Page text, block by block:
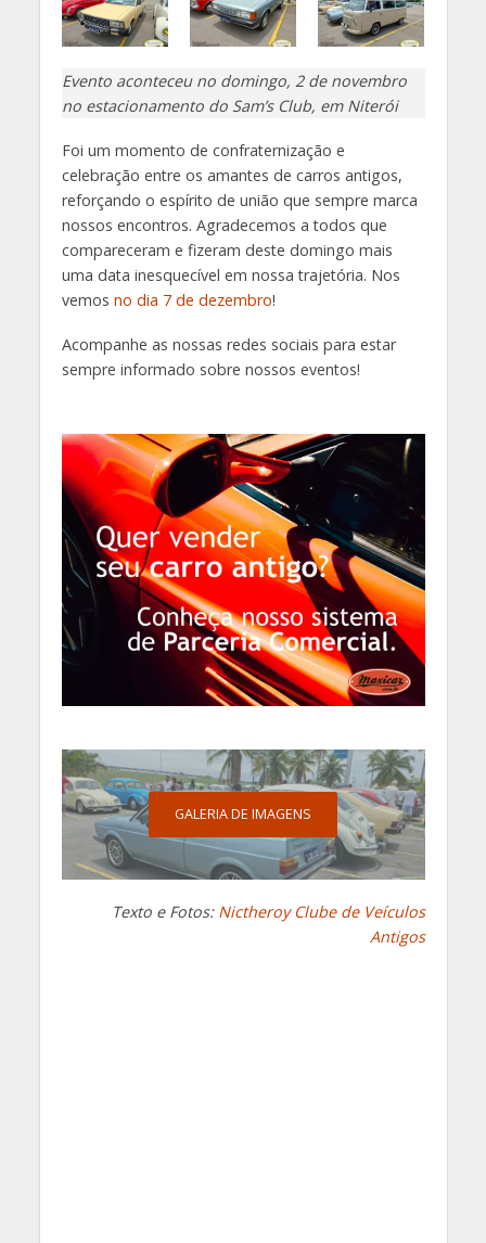
Evento aconteceu no domingo, 2 de novembro
no estacionamento do Sam’s Club, em Niterói
Foi um momento de confraternização e
celebração entre os amantes de carros antigos,
reforçando o espírito de união que sempre marca
nossos encontros. Agradecemos a todos que
compareceram e fizeram deste domingo mais
uma data inesquecível em nossa trajetória. Nos
vemos no dia 7 de dezembro!
Acompanhe as nossas redes sociais para estar
sempre informado sobre nossos eventos!
GALERIA DE IMAGENS
Texto e Fotos: Nictheroy Clube de Veículos
Antigos